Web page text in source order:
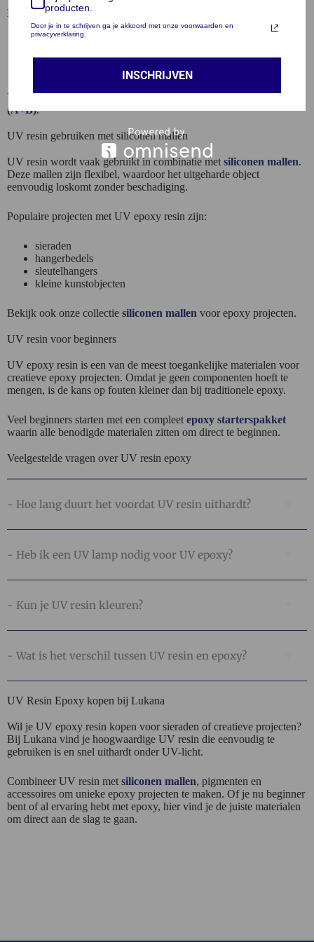
Epoxy giethars (A+B)
geschikt voor grotere gietprojecten
Voor grotere gietstukken kun je beter kiezen voorepoxy giethars
(A+B).
UV resin gebruiken met siliconen mallen
UV resin wordt vaak gebruikt in combinatie met siliconen mallen.
Deze mallen zijn flexibel, waardoor het uitgeharde object
eenvoudig loskomt zonder beschadiging.
Populaire projecten met UV epoxy resin zijn:
sieraden
hangerbedels
sleutelhangers
kleine kunstobjecten
Bekijk ook onze collectie siliconen mallen voor epoxy projecten.
UV resin voor beginners
UV epoxy resin is een van de meest toegankelijke materialen voor
creatieve epoxy projecten. Omdat je geen componenten hoeft te
mengen, is de kans op fouten kleiner dan bij traditionele epoxy.
Veel beginners starten met een compleet epoxy starterspakket
waarin alle benodigde materialen zitten om direct te beginnen.
Veelgestelde vragen over UV resin epoxy
- Hoe lang duurt het voordat UV resin uithardt?
- Heb ik een UV lamp nodig voor UV epoxy?
- Kun je UV resin kleuren?
- Wat is het verschil tussen UV resin en epoxy?
UV Resin Epoxy kopen bij Lukana
Wil je UV epoxy resin kopen voor sieraden of creatieve projecten?
Bij Lukana vind je hoogwaardige UV resin die eenvoudig te
gebruiken is en snel uithardt onder UV-licht.
Combineer UV resin met siliconen mallen, pigmenten en
accessoires om unieke epoxy projecten te maken. Of je nu beginner
bent of al ervaring hebt met epoxy, hier vind je de juiste materialen
om direct aan de slag te gaan.
producten.
Door je in te schrijven ga je akkoord met onze voorwaarden en
privacyverklaring.
INSCHRIJVEN